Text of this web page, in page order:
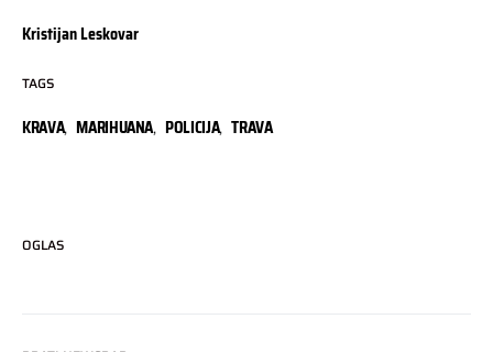
Kristijan Leskovar
TAGS
KRAVA, MARIHUANA, POLICIJA, TRAVA
OGLAS